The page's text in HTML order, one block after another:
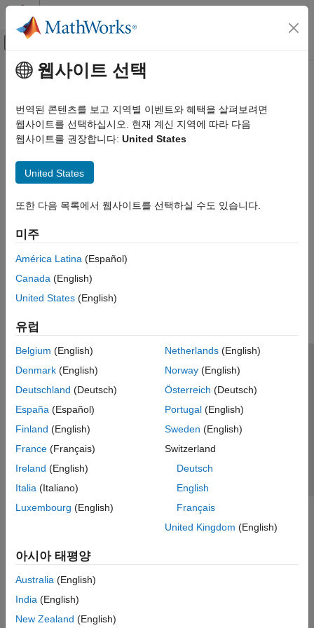
콘텐츠로 바로 가기
오프캔버스 탐색 메뉴 토글
문서 홈
주요 콘텐츠
이 페이지가 얼마나 도움이 되었습니까?
웹사이트 선택
번역된 콘텐츠를 보고 지역별 이벤트와 혜택을 살펴보려면
웹사이트를 선택하십시오. 현재 계신 지역에 따라 다음
웹사이트를 권장합니다: United States
United States
또한 다음 목록에서 웹사이트를 선택하실 수도 있습니다.
미주
América Latina (Español)
Canada (English)
United States (English)
유럽
Belgium (English)
Denmark (English)
Deutschland (Deutsch)
España (Español)
Finland (English)
France (Français)
Ireland (English)
Italia (Italiano)
Luxembourg (English)
Netherlands(English)
Norway(English)
Österreich (Deutsch)
Portugal(English)
Sweden (English)
Switzerland
Deutsch
English
Français
United Kingdom (English)
아시아 태평양
Australia (English)
India (English)
New Zealand (English)
신뢰 센터 등록 상표 개인정보 취급방침
불법 복제 방지
애플리케이션 상태
© 1994-2026 The MathWorks, Inc.